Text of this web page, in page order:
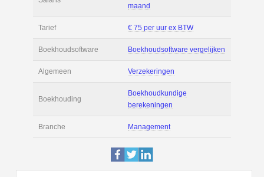
Actie Prijsopgave
€ 3.600 tot € 5.000
maand
Tarief
Boekhoudsoftware